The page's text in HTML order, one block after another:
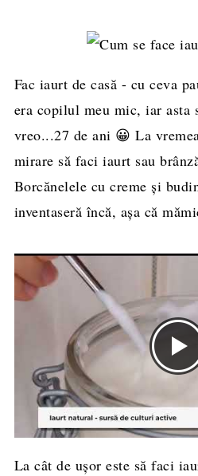
Fac iaurt de casă - cu ceva
era copilul meu mic, iar asta
vreo...27 de ani 😀 La
mirare să faci iaurt sau
Borcănelele cu creme și
inventaseră încă, așa că
La cât de ușor este să faci